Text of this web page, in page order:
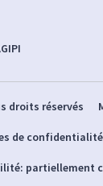
droits réservés
de confidentialité
partiellement